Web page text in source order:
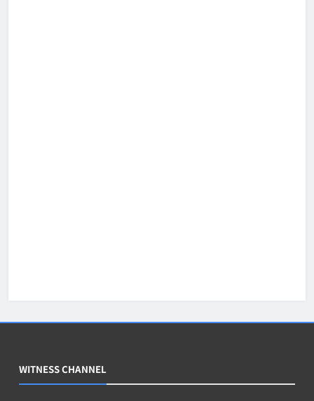
WITNESS CHANNEL